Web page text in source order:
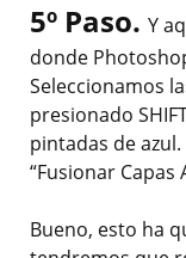
5º Paso. Y
donde
Seleccionamos
presionado
pintadas de
“Fusionar
Bueno, esto ha